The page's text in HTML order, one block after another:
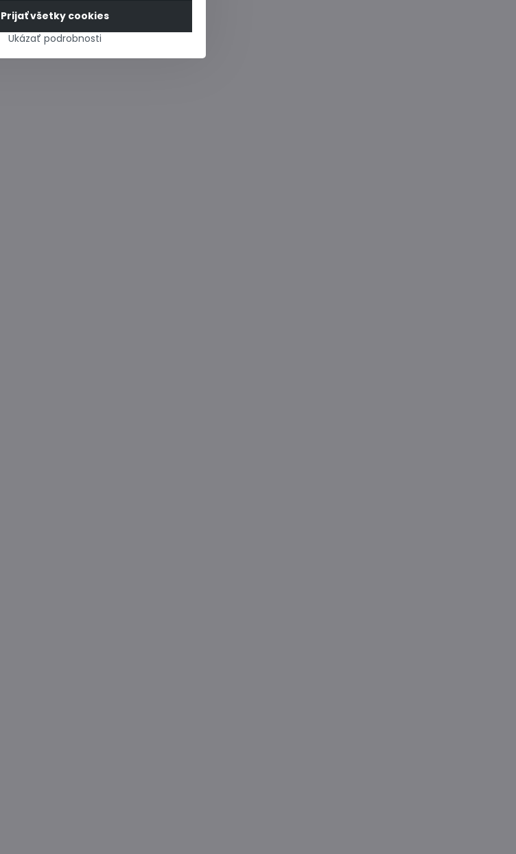
Ukázať podrobnosti
Prijať všetky cookies